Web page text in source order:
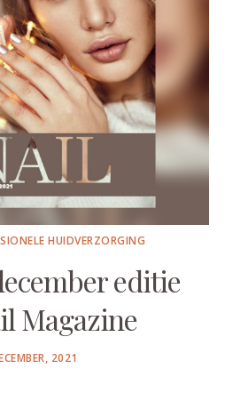
HUIDVERZORGING
editie
Magazine
2021